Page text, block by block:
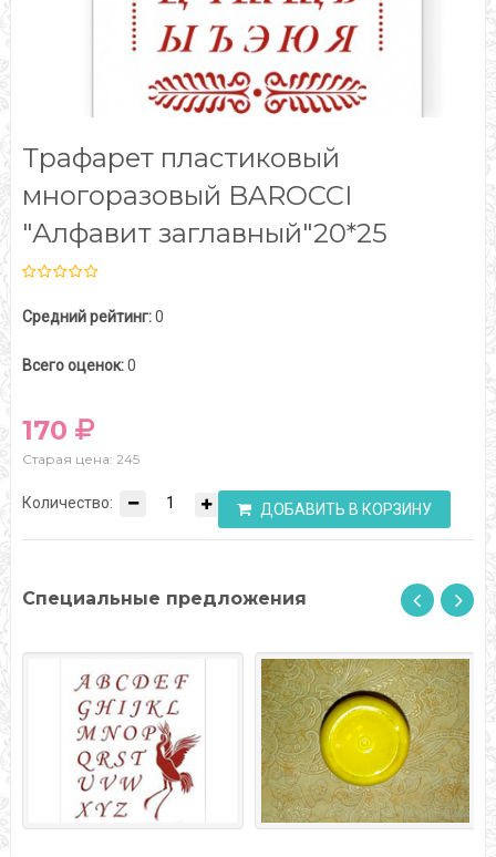
Трафарет пластиковый
многоразовый BAROCCI
"Алфавит заглавный"20*25
Средний рейтинг:0
Всего оценок:0
170
Старая цена: 245
Количество: ДОБАВИТЬ В КОРЗИНУ
Специальные предложения